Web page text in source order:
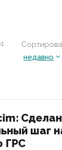
недавно
Сделан
шаг
ГРС